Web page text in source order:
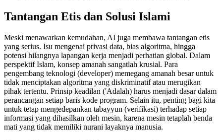
Tantangan Etis dan Solusi Islami
Meski menawarkan kemudahan, AI juga membawa tantangan etis
yang serius. Isu mengenai privasi data, bias algoritma, hingga
potensi hilangnya lapangan kerja menjadi perhatian global. Dalam
perspektif Islam, konsep amanah sangatlah krusial. Para
pengembang teknologi (developer) memegang amanah besar untuk
tidak menciptakan algoritma yang diskriminatif atau merugikan
pihak tertentu. Prinsip keadilan ('Adalah) harus menjadi dasar dalam
perancangan setiap baris kode program. Selain itu, penting bagi kita
untuk tetap mengedepankan tabayyun (verifikasi) terhadap setiap
informasi yang dihasilkan oleh mesin, karena mesin tetaplah benda
mati yang tidak memiliki nurani layaknya manusia.